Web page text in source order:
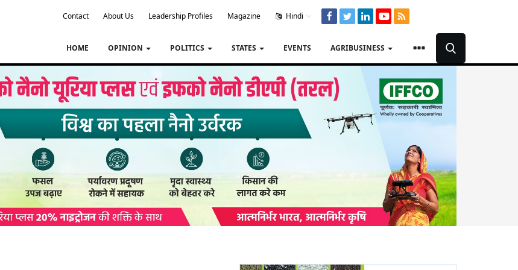
Contact About Us Leadership Profiles Magazine Hindi
HOME OPINION POLITICS STATES EVENTS AGRIBUSINESS